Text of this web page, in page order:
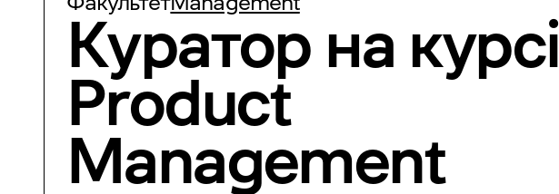
Куратор на курсі
Product
Management